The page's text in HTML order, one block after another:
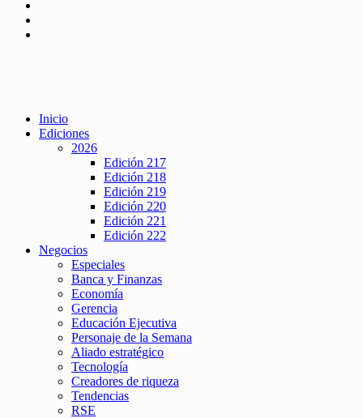
Inicio
Ediciones
2026
Edición 217
Edición 218
Edición 219
Edición 220
Edición 221
Edición 222
Negocios
Especiales
Banca y Finanzas
Economía
Gerencia
Educación Ejecutiva
Personaje de la Semana
Aliado estratégico
Tecnología
Creadores de riqueza
Tendencias
RSE